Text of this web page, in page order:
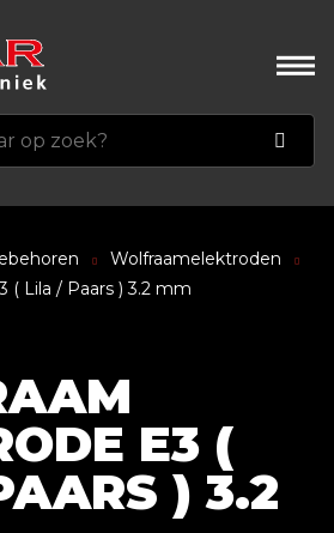
Wolfraamelektroden
( Lila / Paars ) 3.2 mm
E3 (
) 3.2